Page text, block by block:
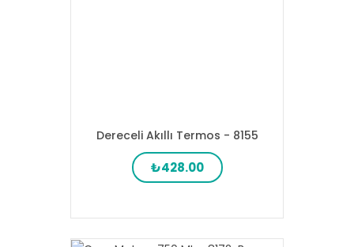
Dereceli Akıllı Termos - 8155
₺428.00